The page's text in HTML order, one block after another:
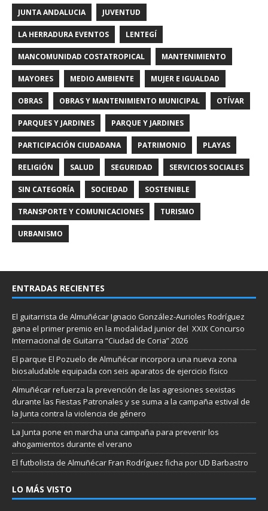
JUNTA ANDALUCIA JUVENTUD
LA HERRADURA EVENTOS LENTEGÍ
MANCOMUNIDAD COSTATROPICAL MANTENIMIENTO
MAYORES MEDIO AMBIENTE MUJER E IGUALDAD
OBRAS OBRAS Y MANTENIMIENTO MUNICIPAL OTÍVAR
PARQUES Y JARDINES PARQUE Y JARDINES
PARTICIPACIÓN CIUDADANA PATRIMONIO PLAYAS
RELIGIÓN SALUD SEGURIDAD SERVICIOS SOCIALES
SIN CATEGORÍA SOCIEDAD SOSTENIBLE
TRANSPORTE Y COMUNICACIONES TURISMO
URBANISMO
ENTRADAS RECIENTES
El guitarrista de Almuñécar Ignacio González-Aurioles Rodríguez
gana el primer premio en la modalidad junior del XXIX Concurso
Internacional de Guitarra “Ciudad de Coria” 2026
El parque El Pozuelo de Almuñécar incorpora una nueva zona
biosaludable equipada con seis aparatos de ejercicio físico
Almuñécar refuerza la prevención de las agresiones sexistas
durante las Fiestas Patronales y se suma a la campaña estival de
la Junta contra la violencia de género
La Junta pone en marcha una campaña para prevenir los
ahogamientos durante el verano
El futbolista de Almuñécar Fran Rodríguez ficha por UD Barbastro
LO MÁS VISTO